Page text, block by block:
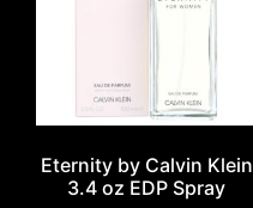
Eternity by Calvin Klein
3.4 oz EDP Spray